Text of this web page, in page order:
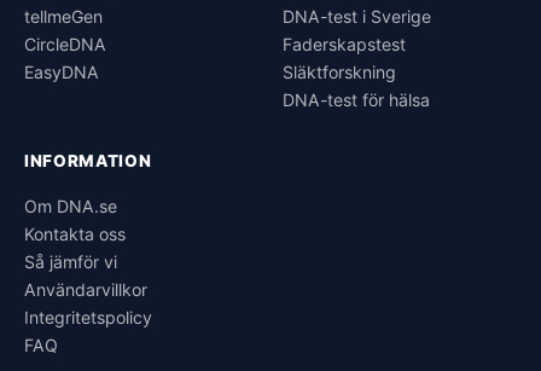
tellmeGen
CircleDNA
EasyDNA
DNA-test i Sverige
Faderskapstest
Släktforskning
DNA-test för hälsa
INFORMATION
Om DNA.se
Kontakta oss
Så jämför vi
Användarvillkor
Integritetspolicy
FAQ